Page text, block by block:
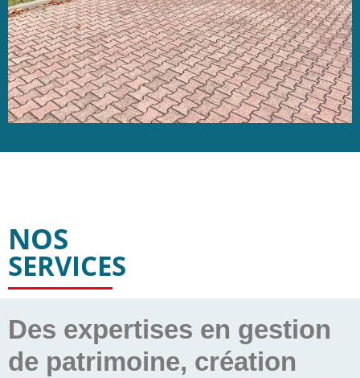
NOS
SERVICES
Des expertises en gestion
de patrimoine, création